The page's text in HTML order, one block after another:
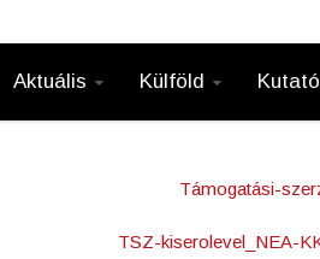
Aktuális Külföld
Támogatási-
TSZ-kiserolevel_NEA-